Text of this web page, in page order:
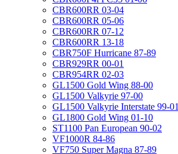
CBR600RR 03-04
CBR600RR 05-06
CBR600RR 07-12
CBR600RR 13-18
CBR750F Hurricane 87-89
CBR929RR 00-01
CBR954RR 02-03
GL1500 Gold Wing 88-00
GL1500 Valkyrie 97-00
GL1500 Valkyrie Interstate 99-01
GL1800 Gold Wing 01-10
ST1100 Pan European 90-02
VF1000R 84-86
VF750 Super Magna 87-89